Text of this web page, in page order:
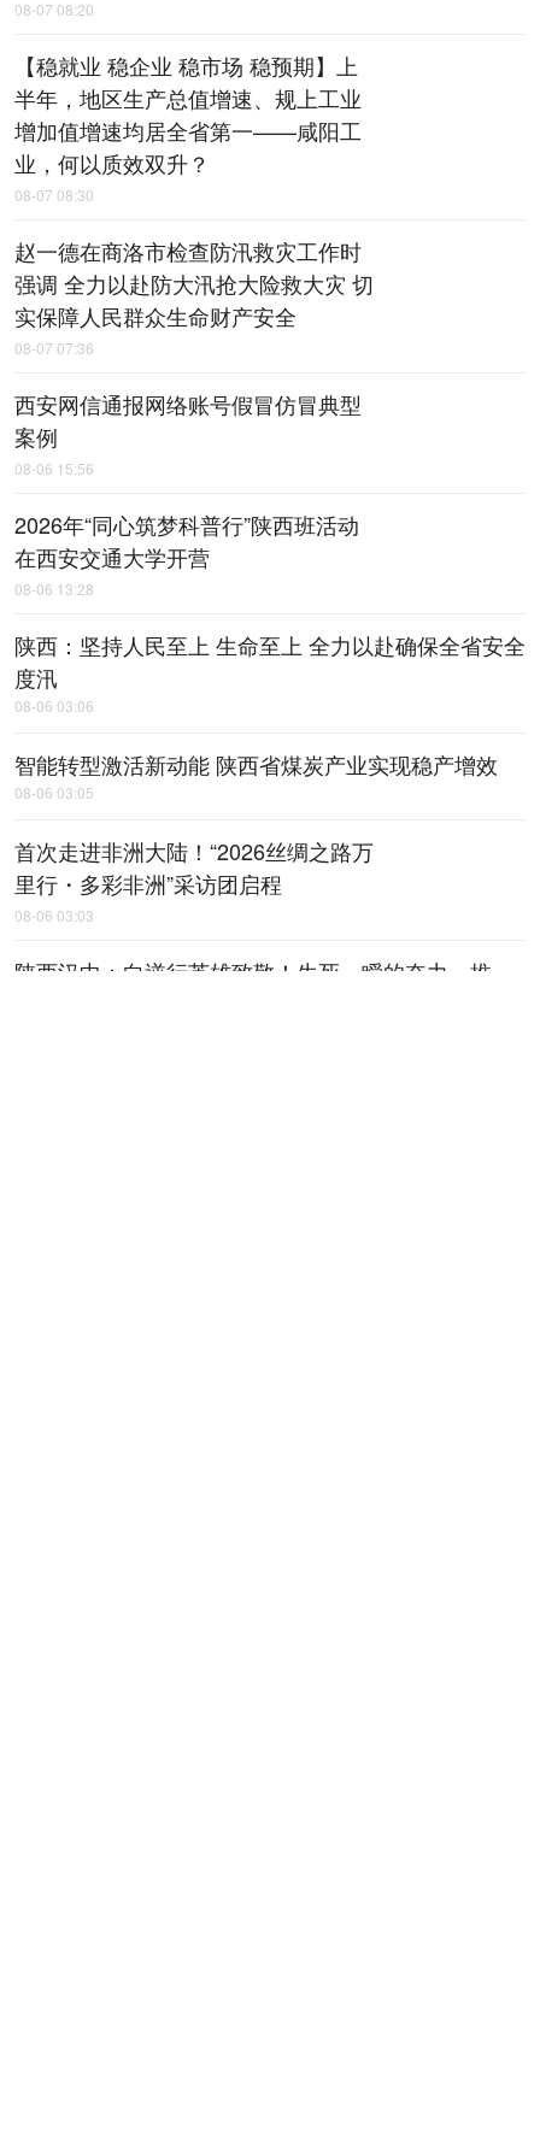
08-07 08:20
【稳就业 稳企业 稳市场 稳预期】上
半年，地区生产总值增速、规上工业
增加值增速均居全省第一——咸阳工
业，何以质效双升？
08-07 08:30
赵一德在商洛市检查防汛救灾工作时
强调 全力以赴防大汛抢大险救大灾 切
实保障人民群众生命财产安全
08-07 07:36
西安网信通报网络账号假冒仿冒典型
案例
08-06 15:56
2026年“同心筑梦科普行”陕西班活动
在西安交通大学开营
08-06 13:28
陕西：坚持人民至上 生命至上 全力以赴确保全省安全
度汛
08-06 03:06
智能转型激活新动能 陕西省煤炭产业实现稳产增效
08-06 03:05
首次走进非洲大陆！“2026丝绸之路万
里行・多彩非洲”采访团启程
08-06 03:03
陕西汉中：向逆行英雄致敬！生死一瞬的奋力一推